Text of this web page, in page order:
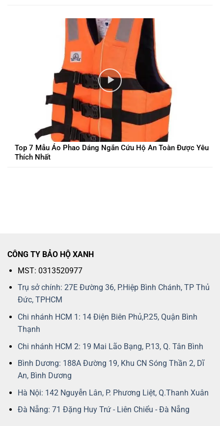
Top 7 Mẫu Áo Phao Dáng Ngắn Cứu Hộ An Toàn Được Yêu
Thích Nhất
CÔNG TY BẢO HỘ XANH
MST: 0313520977
Trụ sở chính: 27E Đường 36, P.Hiệp Bình Chánh, TP Thủ
Đức, TPHCM
Chi nhánh HCM 1: 14 Điện Biên Phủ,P.25, Quận Bình
Thạnh
Chi nhánh HCM 2: 19 Mai Lão Bạng, P.13, Q. Tân Bình
Bình Dương: 188A Đường 19, Khu CN Sóng Thần 2, Dĩ
An, Bình Dương
Hà Nội: 142 Nguyễn Lân, P. Phương Liệt, Q.Thanh Xuân
Đà Nẵng: 71 Đặng Huy Trứ - Liên Chiểu - Đà Nẵng